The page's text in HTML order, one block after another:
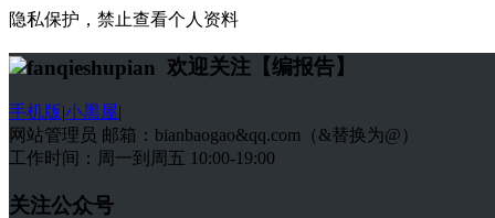
隐私保护，禁止查看个人资料
欢迎关注【编报告】
手机版|小黑屋|
网站管理员 邮箱：bianbaogao&qq.com（&替换为@）
工作时间：周一到周五 10:00-19:00
关注公众号